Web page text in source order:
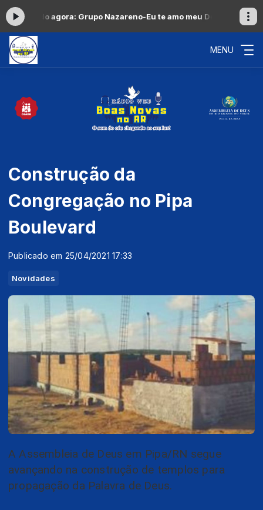
agora: Grupo Nazareno-Eu te amo meu DeusHinos
MENU
Construção da
Congregação no Pipa
Boulevard
Publicado em 25/04/2021 17:33
Novidades
A Assembleia de Deus em Pipa/RN segue
avançando na construção de templos para
propagação da Palavra de Deus.